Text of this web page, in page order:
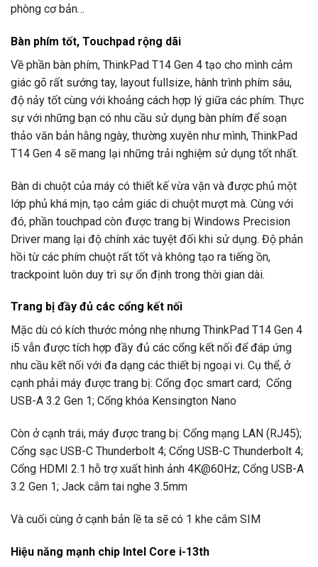
phòng cơ bản…
Bàn phím tốt, Touchpad rộng dãi
Về phần bàn phím, ThinkPad T14 Gen 4 tạo cho mình cảm
giác gõ rất sướng tay, layout fullsize, hành trình phím sâu,
độ nảy tốt cùng với khoảng cách hợp lý giữa các phím. Thực
sự với những bạn có nhu cầu sử dụng bàn phím để soạn
thảo văn bản hằng ngày, thường xuyên như mình, ThinkPad
T14 Gen 4 sẽ mang lại những trải nghiệm sử dụng tốt nhất.
Bàn di chuột của máy có thiết kế vừa vặn và được phủ một
lớp phủ khá mịn, tạo cảm giác di chuột mượt mà. Cùng với
đó, phần touchpad còn được trang bị Windows Precision
Driver mang lại độ chính xác tuyệt đối khi sử dụng. Độ phản
hồi từ các phím chuột rất tốt và không tạo ra tiếng ồn,
trackpoint luôn duy trì sự ổn định trong thời gian dài.
Trang bị đầy đủ các cổng kết nối
Mặc dù có kích thước mỏng nhẹ nhưng ThinkPad T14 Gen 4
i5 vẫn được tích hợp đầy đủ các cổng kết nối để đáp ứng
nhu cầu kết nối với đa dạng các thiết bị ngoại vi. Cụ thể, ở
cạnh phải máy được trang bị: Cổng đọc smart card; Cổng
USB-A 3.2 Gen 1; Cổng khóa Kensington Nano
Còn ở cạnh trái, máy được trang bị: Cổng mạng LAN (RJ45);
Cổng sạc USB-C Thunderbolt 4; Cổng USB-C Thunderbolt 4;
Cổng HDMI 2.1 hỗ trợ xuất hình ảnh 4K@60Hz; Cổng USB-A
3.2 Gen 1; Jack cắm tai nghe 3.5mm
Và cuối cùng ở cạnh bản lề ta sẽ có 1 khe cắm SIM
Hiệu năng mạnh chip Intel Core i-13th